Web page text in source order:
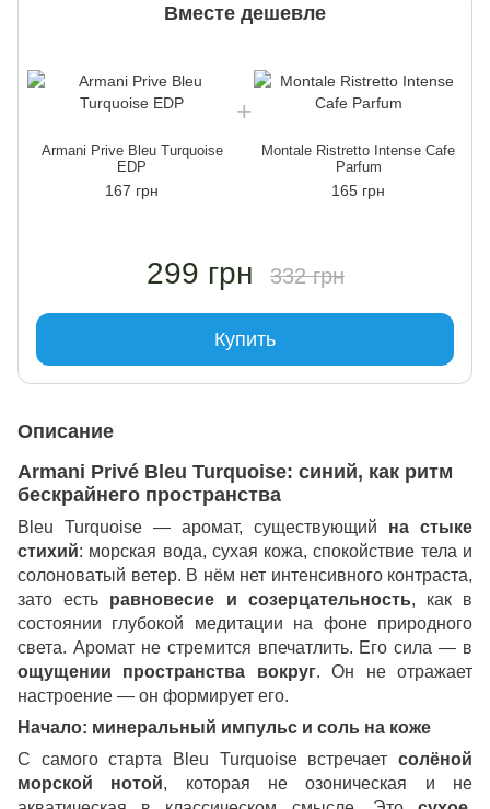
Вместе дешевле
Armani Prive Bleu Turquoise
EDP
167 грн
Montale Ristretto Intense Cafe
Parfum
165 грн
299 грн 332 грн
Купить
Описание
Armani Privé Bleu Turquoise: синий, как ритм
бескрайнего пространства
Bleu Turquoise — аромат, существующий на стыке
стихий: морская вода, сухая кожа, спокойствие тела и
солоноватый ветер. В нём нет интенсивного контраста,
зато есть равновесие и созерцательность, как в
состоянии глубокой медитации на фоне природного
света. Аромат не стремится впечатлить. Его сила — в
ощущении пространства вокруг. Он не отражает
настроение — он формирует его.
Начало: минеральный импульс и соль на коже
С самого старта Bleu Turquoise встречает солёной
морской нотой, которая не озоническая и не